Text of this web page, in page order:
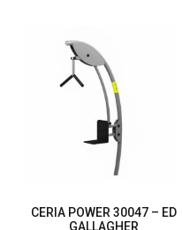
CERIA POWER 30047 – ED
GALLAGHER